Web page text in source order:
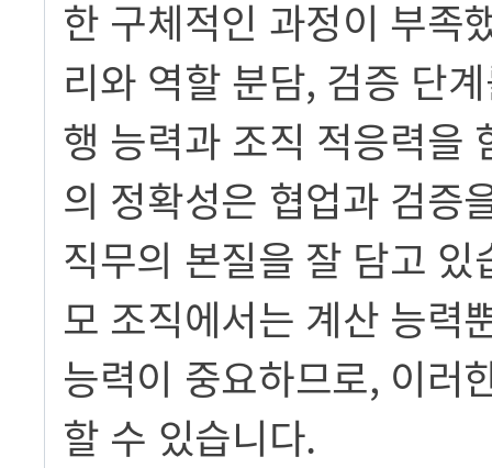
한 구체적인 과정이 부족
리와 역할 분담, 검증 단
행 능력과 조직 적응력을
의 정확성은 협업과 검증
직무의 본질을 잘 담고
모 조직에서는 계산 능력
능력이 중요하므로, 이러
할 수 있습니다.